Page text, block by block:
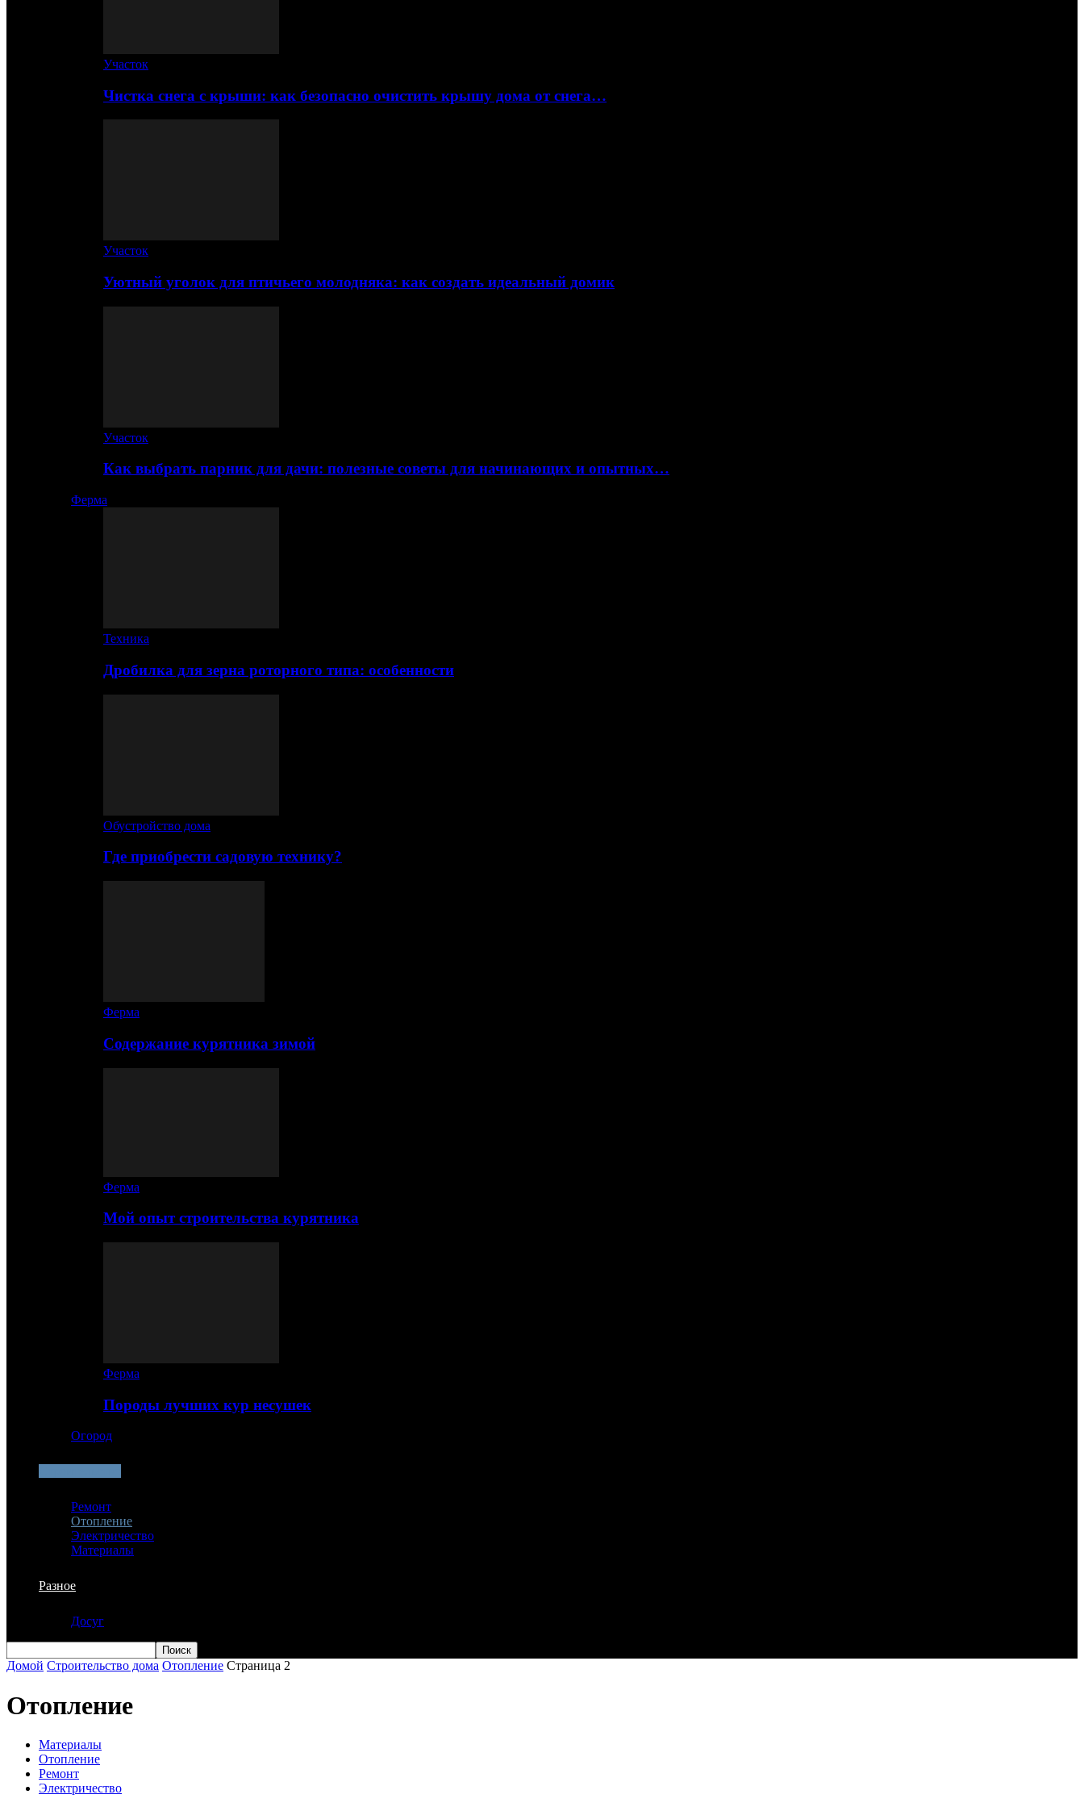
Участок
Чистка снега с крыши: как безопасно очистить крышу дома от снега…
Участок
Уютный уголок для птичьего молодняка: как создать идеальный домик
Участок
Как выбрать парник для дачи: полезные советы для начинающих и опытных…
Ферма
Техника
Дробилка для зерна роторного типа: особенности
Обустройство дома
Где приобрести садовую технику?
Ферма
Содержание курятника зимой
Ферма
Мой опыт строительства курятника
Ферма
Породы лучших кур несушек
Огород
Ремонт
Отопление
Электричество
Материалы
Разное
Досуг
Домой Строительство дома Отопление Страница 2
Отопление
Материалы
Отопление
Ремонт
Электричество